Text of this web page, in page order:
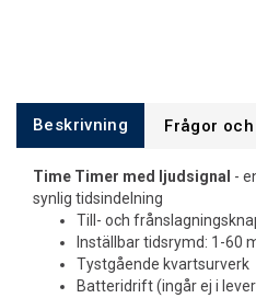
Beskrivning Frågor
Time Timer med ljudsignal -
synlig tidsindelning
Till- och
Inställbar tidsrymd: 1-60
Tystgående kvartsurverk
Batteridrift (ingår ej i